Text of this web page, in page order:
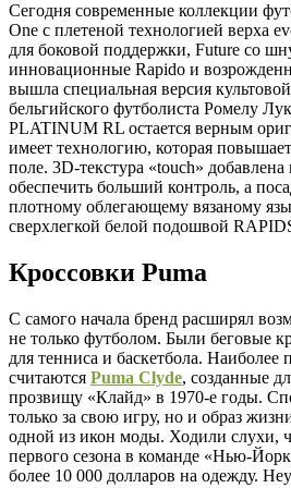
Сегодня современные коллекции
One с плетеной технологией верха
для боковой поддержки, Future со
инновационные Rapido и
вышла специальная версия
бельгийского футболиста Ромелу
PLATINUM RL остается верным
имеет технологию, которая
поле. 3D-текстура «touch»
обеспечить больший контроль, а
плотному облегающему вязаному
сверхлегкой белой подошвой
Кроссовки Puma
С самого начала бренд расширял
не только футболом. Были беговые
для тенниса и баскетбола. Наиболее
считаются Puma Clyde, созданные
прозвищу «Клайд» в 1970-е годы.
только за свою игру, но и образ
одной из икон моды. Ходили слухи,
первого сезона в команде «Нью-
более 10 000 долларов на одежду.